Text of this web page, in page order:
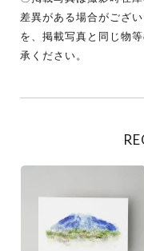
差異がある場合がござ
を、掲載写真と同じ物
承ください。